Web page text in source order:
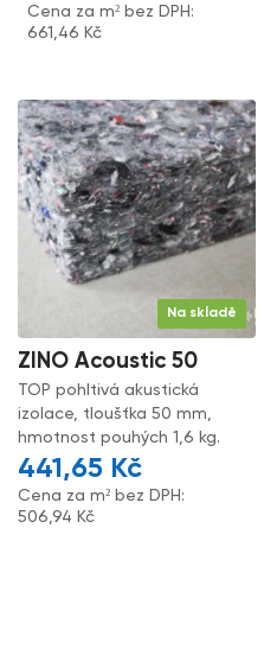
Cena za m² bez DPH:
661,46 Kč
Na skladě
ZINO Acoustic 50
TOP pohltivá akustická
izolace, tloušťka 50 mm,
hmotnost pouhých 1,6 kg.
441,65 Kč
Cena za m² bez DPH:
506,94 Kč